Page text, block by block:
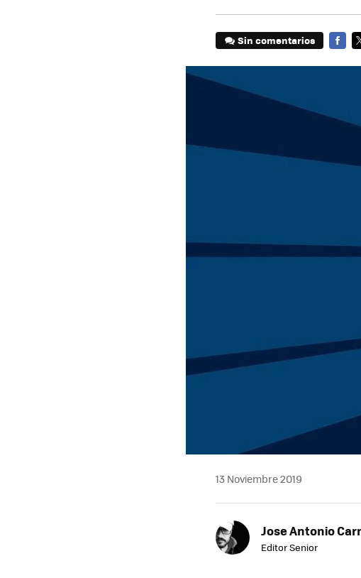
Sin comentarios
13 Noviembre 2019
Jose Antonio
Editor Senior